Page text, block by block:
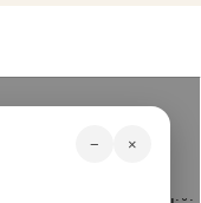
Kurumsal
− ×